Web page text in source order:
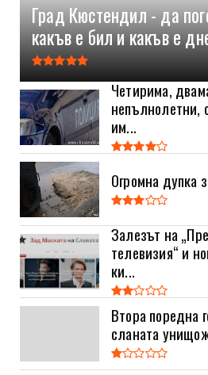
Град Кюстендил - да
какъв е бил и какъв е
Четирима,
непълнолетни,
им...
Огромна дупка
Залезът на
телевизия“ и
ки...
Втора поредна
сланата